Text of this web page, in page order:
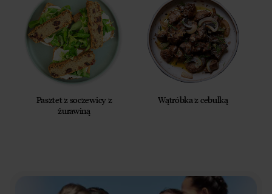
Pasztet z soczewicy z
żurawiną
Wątróbka z cebulką